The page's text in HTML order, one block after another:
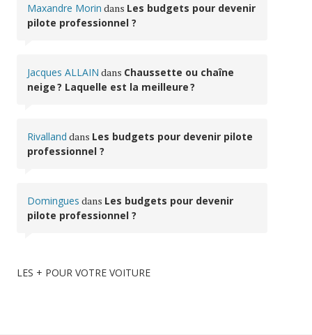
Maxandre Morin dans Les budgets pour devenir
pilote professionnel ?
Jacques ALLAIN dans Chaussette ou chaîne
neige ? Laquelle est la meilleure ?
Rivalland dans Les budgets pour devenir pilote
professionnel ?
Domingues dans Les budgets pour devenir
pilote professionnel ?
LES + POUR VOTRE VOITURE